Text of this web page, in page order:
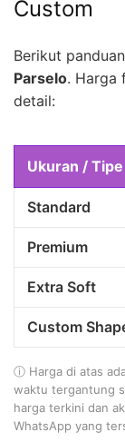
Custom
Berikut
Parselo. Harga
detail:
Ukuran / Tipe
Standard
Premium
Extra Soft
Custom
ⓘ Harga di atas
waktu tergantung
harga terkini dan
WhatsApp yang